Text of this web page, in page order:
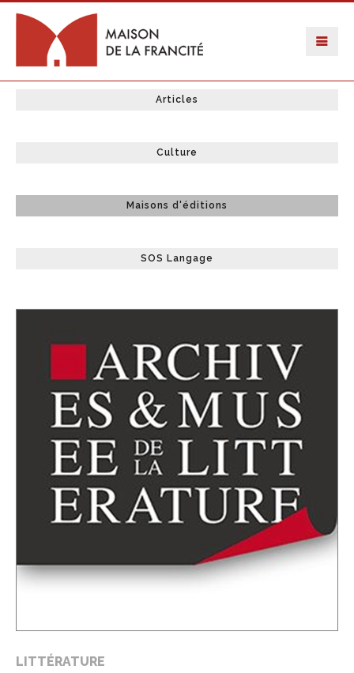
Articles
Culture
Maisons d'éditions
SOS Langage
LITTÉRATURE